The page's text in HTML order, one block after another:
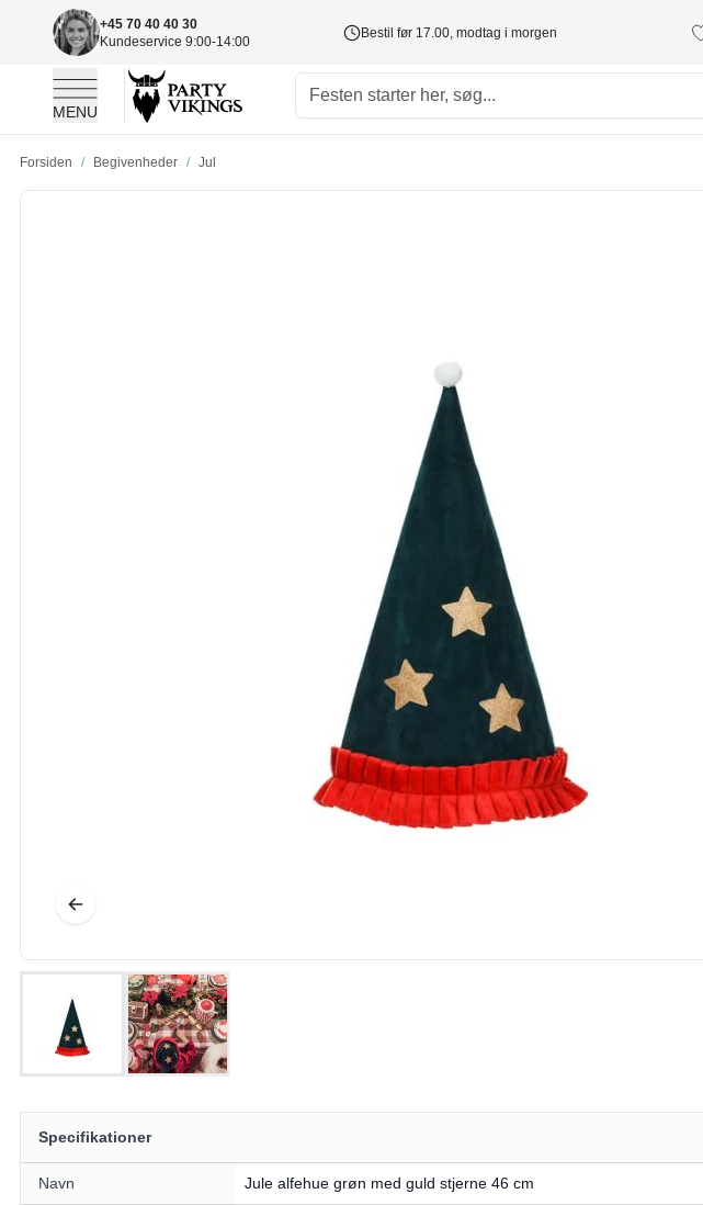
+45 70 40 40 30
Kundeservice 9:00-14:00
Bestil før 17.00, modtag i morgen
MENU
Forsiden / Begivenheder / Jul
Specifikationer
Navn Jule alfehue grøn med guld stjerne 46 cm